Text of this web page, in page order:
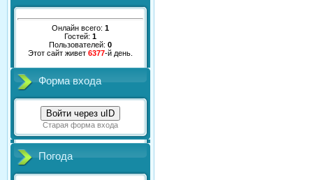
Онлайн всего: 1
Гостей: 1
Пользователей: 0
Этот сайт живет 6377-й день.
Форма входа
Войти через uID
Старая форма входа
Погода